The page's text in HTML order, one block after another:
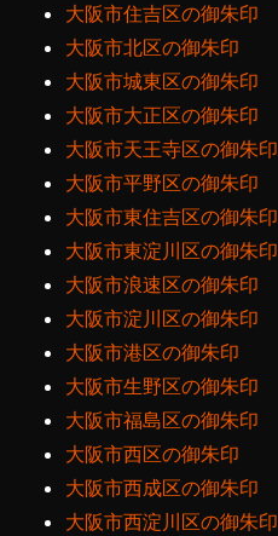
大阪市住吉区の御朱印
大阪市北区の御朱印
大阪市城東区の御朱印
大阪市大正区の御朱印
大阪市天王寺区の御朱印
大阪市平野区の御朱印
大阪市東住吉区の御朱印
大阪市東淀川区の御朱印
大阪市浪速区の御朱印
大阪市淀川区の御朱印
大阪市港区の御朱印
大阪市生野区の御朱印
大阪市福島区の御朱印
大阪市西区の御朱印
大阪市西成区の御朱印
大阪市西淀川区の御朱印